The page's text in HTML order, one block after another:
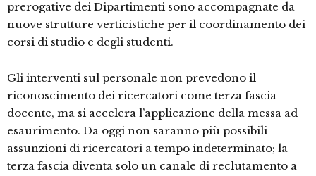
prerogative dei Dipartimenti sono accompagnate da
nuove strutture verticistiche per il coordinamento dei
corsi di studio e degli studenti.
Gli interventi sul personale non prevedono il
riconoscimento dei ricercatori come terza fascia
docente, ma si accelera l’applicazione della messa ad
esaurimento. Da oggi non saranno più possibili
assunzioni di ricercatori a tempo indeterminato; la
terza fascia diventa solo un canale di reclutamento a